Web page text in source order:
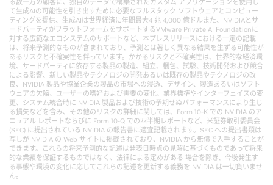
る数十万の顧客に、独自のデータで構築されたカスタム アプリケーションを使用し
て生成AIの可能性を引き出すために必要なフルスタック ソフトウェアとコンピュー
ティングを提供、生成AIは世界経済に年間最大4 兆 4,000 億ドルまた、NVIDIAとサ
ードパーティがプラットフォームをサポートするVMware Private AI Foundationに
対する広範なエコシステムのサポートなど、本プレスリリースにおける一定の記載
は、将来予測的なものが含まれており、予測とは著しく異なる結果を生ずる可能性が
あるリスクと不確実性を伴っています。かかるリスクと不確実性は、世界的な経済環
境、サードパーティに依存する製品の製造、組立、梱包、試験、技術開発および競合
による影響、新しい製品やテクノロジの開発あるいは既存の製品やテクノロジの改
良、NVIDIA 製品や協業企業の製品の市場への浸透、デザイン、製造あるいはソフト
ウェアの欠陥、ユーザーの嗜好および需要の変化、業界標準やインターフェイスの変
更、システム統合時に NVIDIA 製品および技術の予期せぬパフォーマンスにより生じ
る損失などを含み、その他のリスクの詳細に関しては、Form 10-K での NVIDIA のア
ニュアル レポートならびに Form 10-Q での四半期レポートなど、米証券取引委員会
(SEC) に提出されている NVIDIA の報告書に適宜記載されます。SEC への提出書類は
写しが NVIDIA の Web サイトに掲載されており、NVIDIA から無償で入手することが
できます。これらの将来予測的な記述は発表日時点の見解に基づくものであって将来
的な業績を保証するものではなく、法律による定めがある 場合を除き、今後発生す
る事態や環境の変化に応じてこれらの記述を更新する義務を NVIDIA は一切負いませ
ん。